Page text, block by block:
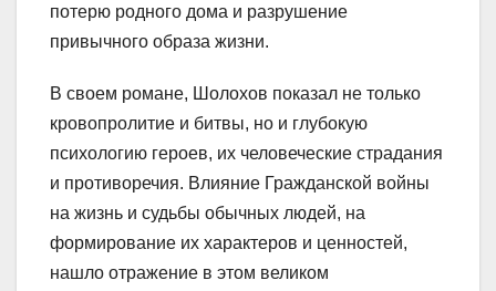
потерю родного дома и разрушение
привычного образа жизни.
В своем романе, Шолохов показал не только
кровопролитие и битвы, но и глубокую
психологию героев, их человеческие страдания
и противоречия. Влияние Гражданской войны
на жизнь и судьбы обычных людей, на
формирование их характеров и ценностей,
нашло отражение в этом великом